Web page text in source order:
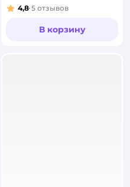
Рейтинг:
4,8 5 отзывов
В корзину